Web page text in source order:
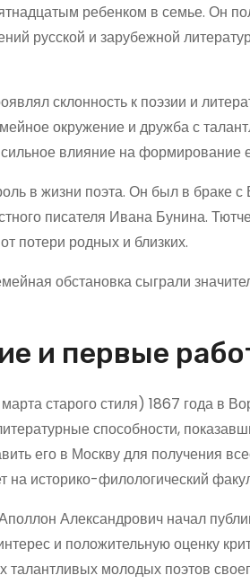
ребенком в семье. Он
русской и зарубежной
склонность к поэзии и
окружение и дружба с
влияние на формирование
в жизни поэта. Он был в браке
писателя Ивана Бунина.
потери родных и близких.
обстановка сыграли
и первые
старого стиля) 1867 года в
способности,
его в Москву для получения
на историко-филологический
Александрович начал
и положительную оценку
талантливых молодых поэтов